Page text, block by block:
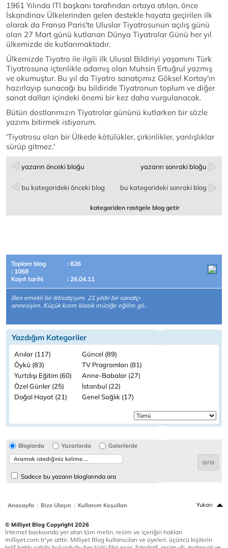
1961 Yılında ITI başkanı tarafından ortaya atılan, önce
İskandinav Ülkelerinden gelen destekle hayata geçirilen ilk
olarak da Fransa Paris'te Uluslar Tiyatrosunun açılış günü
olan 27 Mart günü kutlanan Dünya Tiyatrolar Günü her yıl
ülkemizde de kutlanmaktadır.
Ülkemizde Tiyatro ile ilgili ilk Ulusal Bildiriyi yaşamını Türk
Tiyatrosuna içtenlikle adamış olan Muhsin Ertuğrul yazmış
ve okumuştur. Bu yıl da Tiyatro sanatçımız Göksel Kortay'ın
hazırlayıp sunacağı bu bildiride Tiyatronun toplum ve diğer
sanat dalları içindeki önemi bir kez daha vurgulanacak.
Bütün dostlarımızın Tiyatrolar gününü kutlarken bir sözle
yazımı bitirmek istiyorum.
'Tiyatrosu olan bir Ülkede kötülükler, çirkinlikler, yanlışlıklar
sürüp gitmez.'
yazarın önceki bloğu yazarın sonraki bloğu
bu kategorideki önceki blog bu kategorideki sonraki blog
kategoriden rastgele blog getir
Toplam blog
: 826
: 1068
Kayıt tarihi
: 26.04.11
Ben emekli bir iktisatçıyım. 21 yıldır bir sanatçı
annesiyim. Küçük kızım klasik müziğe eğilim gö..
Yazdığım Kategoriler
Anılar (117)
Güncel (89)
Öykü (83)
TV Programları (81)
Yurtdışı Eğitim (60)
Anne-Babalar (27)
Özel Günler (25)
İstanbul (22)
Doğal Hayat (21)
Genel Sağlık (17)
Bloglarda Yazarlarda Galerilerde
Sadece bu yazarın bloglarında ara
Anasayfa | Bize Ulaşın | Kullanım Koşulları Yukarı
© Milliyet Blog Copyright 2026
İnternet baskısında yer alan tüm metin, resim ve içeriğin hakları
milliyet.com.tr'ye aittir. Milliyet Blog kullanıcıları ve üyeleri, üçüncü kişilerin